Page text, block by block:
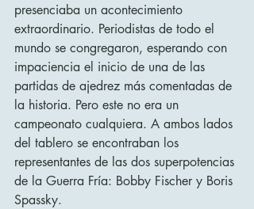
presenciaba un acontecimiento
extraordinario. Periodistas de todo el
mundo se congregaron, esperando con
impaciencia el inicio de una de las
partidas de ajedrez más comentadas de
la historia. Pero este no era un
campeonato cualquiera. A ambos lados
del tablero se encontraban los
representantes de las dos superpotencias
de la Guerra Fría: Bobby Fischer y Boris
Spassky.